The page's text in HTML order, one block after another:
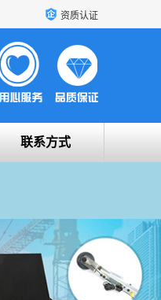
资质认证
联系方式